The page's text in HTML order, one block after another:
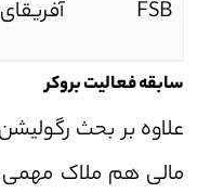
FSB
سابقه فعالیت بروکر
علاوه بر بحث
مالی هم ملاک مهمی